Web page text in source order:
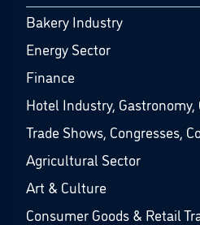
Bakery Industry
Energy Sector
Finance
Hotel Industry, Gastronomy,
Trade Shows, Congresses,
Agricultural Sector
Art & Culture
Consumer Goods & Retail